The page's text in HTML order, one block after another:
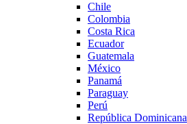
Chile
Colombia
Costa Rica
Ecuador
Guatemala
México
Panamá
Paraguay
Perú
República Dominicana